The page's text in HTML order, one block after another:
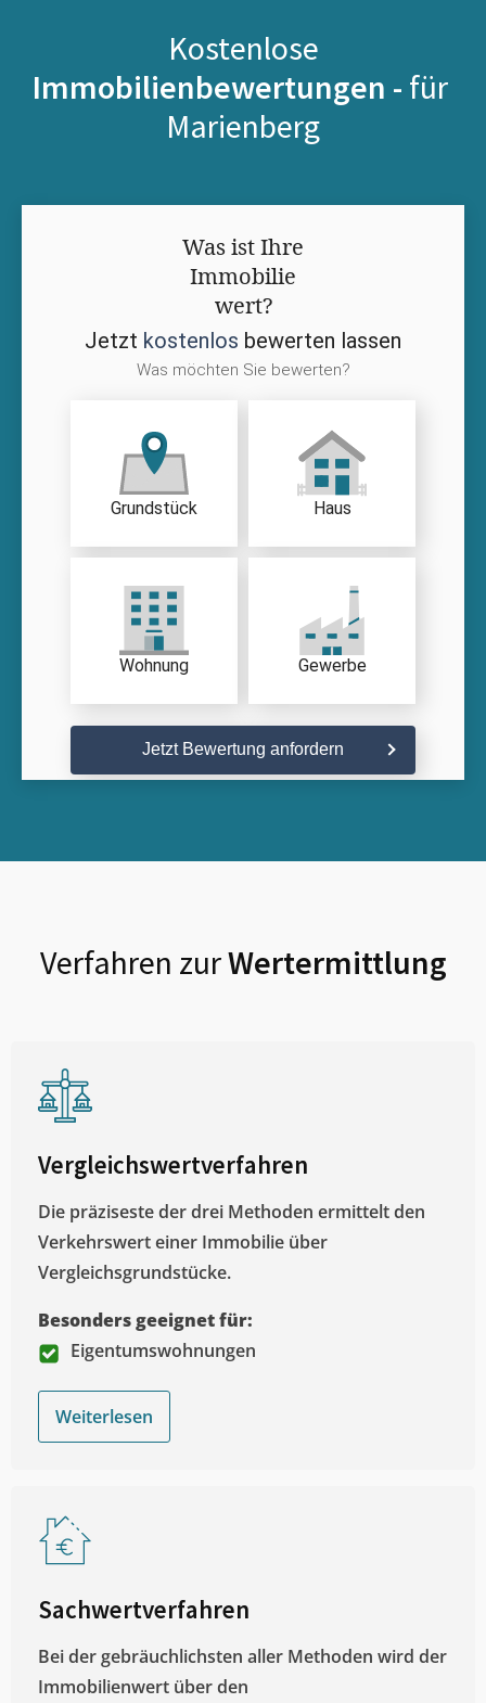
Kostenlose
Immobilienbewertungen - für
Marienberg
Was ist Ihre
Immobilie
wert?
Jetzt kostenlos bewerten lassen
Was möchten Sie bewerten?
Grundstück Haus
Wohnung Gewerbe
Jetzt Bewertung anfordern
Verfahren zurWertermittlung
Vergleichswertverfahren
Die präziseste der drei Methoden ermittelt den
Verkehrswert einer Immobilie über
Vergleichsgrundstücke.
Besonders geeignet für:
Eigentumswohnungen
Weiterlesen
Sachwertverfahren
Bei der gebräuchlichsten aller Methoden wird der
Immobilienwert über den